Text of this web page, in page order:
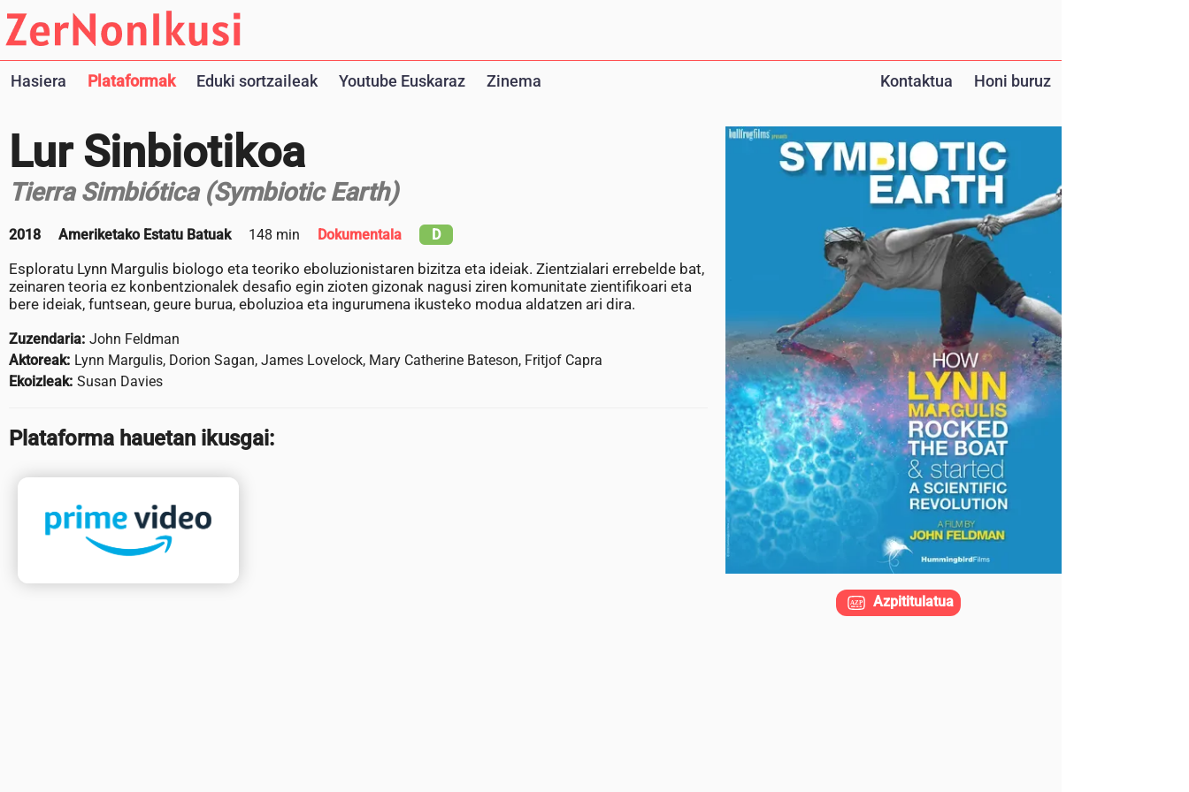
Hasiera Plataformak Eduki sortzaileak Youtube Euskaraz Zinema Kontaktua Honi buruz
Lur Sinbiotikoa
Tierra Simbiótica (Symbiotic Earth)
2018 Ameriketako Estatu Batuak 148 min Dokumentala D
Esploratu Lynn Margulis biologo eta teoriko eboluzionistaren bizitza eta ideiak. Zientzialari errebelde bat,
zeinaren teoria ez konbentzionalek desafio egin zioten gizonak nagusi ziren komunitate zientifikoari eta
bere ideiak, funtsean, geure burua, eboluzioa eta ingurumena ikusteko modua aldatzen ari dira.
Zuzendaria: John Feldman
Aktoreak: Lynn Margulis, Dorion Sagan, James Lovelock, Mary Catherine Bateson, Fritjof Capra
Ekoizleak: Susan Davies
Plataforma hauetan ikusgai:
Azpititulatua